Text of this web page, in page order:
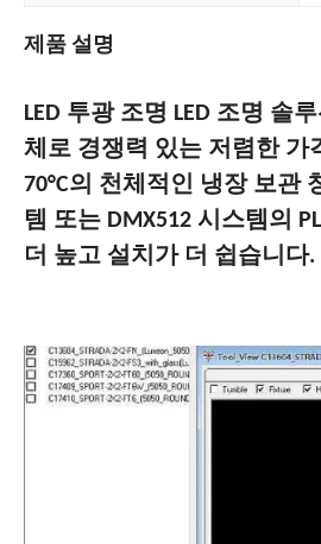
제품 설명
LED 투광 조명 LED 조명 솔
체로 경쟁력 있는 저렴한 가
70°C의 천체적인 냉장 보관
템 또는 DMX512 시스템의
더 높고 설치가 더 쉽습니다.